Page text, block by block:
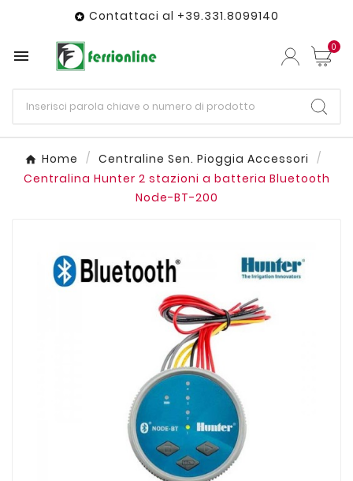
 Contattaci al +39.331.8099140
 0
Home
Centraline Sen. Pioggia Accessori
Centralina Hunter 2 stazioni a batteria Bluetooth
Node-BT-200